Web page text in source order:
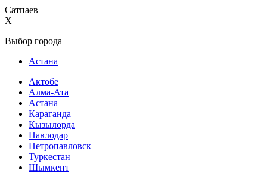
Сатпаев
X
Выбор города
Астана
Актобе
Алма-Ата
Астана
Караганда
Кызылорда
Павлодар
Петропавловск
Туркестан
Шымкент